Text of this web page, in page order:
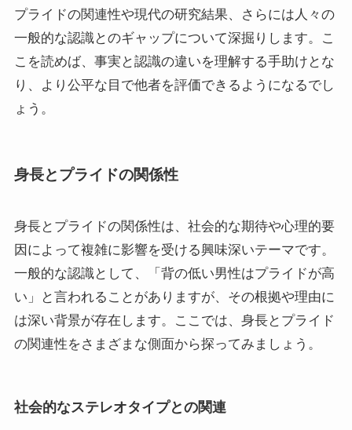
プライドの関連性や現代の研究結果、さらには人々の
一般的な認識とのギャップについて深掘りします。こ
こを読めば、事実と認識の違いを理解する手助けとな
り、より公平な目で他者を評価できるようになるでし
ょう。
身長とプライドの関係性
身長とプライドの関係性は、社会的な期待や心理的要
因によって複雑に影響を受ける興味深いテーマです。
一般的な認識として、「背の低い男性はプライドが高
い」と言われることがありますが、その根拠や理由に
は深い背景が存在します。ここでは、身長とプライド
の関連性をさまざまな側面から探ってみましょう。
社会的なステレオタイプとの関連